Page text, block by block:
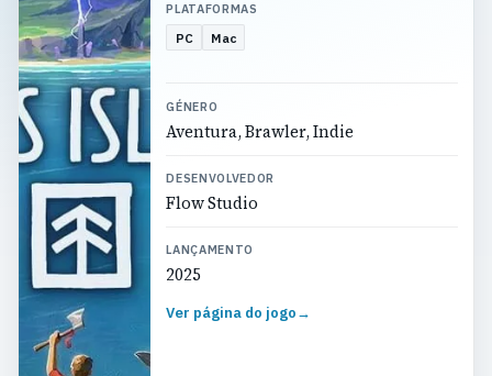
PLATAFORMAS
PC Mac
GÉNERO
Aventura, Brawler, Indie
DESENVOLVEDOR
Flow Studio
LANÇAMENTO
2025
Ver página do jogo→